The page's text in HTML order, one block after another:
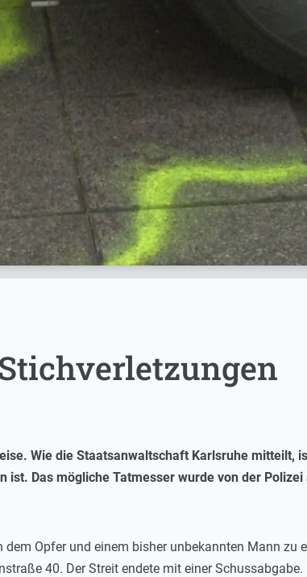
Wie die Staatsanwaltschaft Karlsruhe mitteilt,
ist. Das mögliche Tatmesser wurde von der Polizei
Opfer und einem bisher unbekannten Mann zu
40. Der Streit endete mit einer Schussabgabe.